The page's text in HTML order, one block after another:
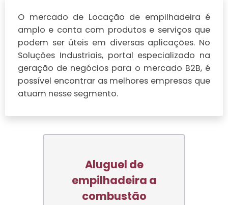
O mercado de Locação de empilhadeira é
amplo e conta com produtos e serviços que
podem ser úteis em diversas aplicações. No
Soluções Industriais, portal especializado na
geração de negócios para o mercado B2B, é
possível encontrar as melhores empresas que
atuam nesse segmento.
Aluguel de
empilhadeira a
combustão